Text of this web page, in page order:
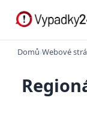
Domů›Webové